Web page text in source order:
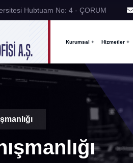
Hubtuam No: 4 - ÇORUM
Kurumsal + Hizmetler +